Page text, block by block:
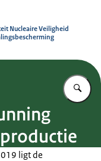
Nucleaire Veiligheid
ligt de